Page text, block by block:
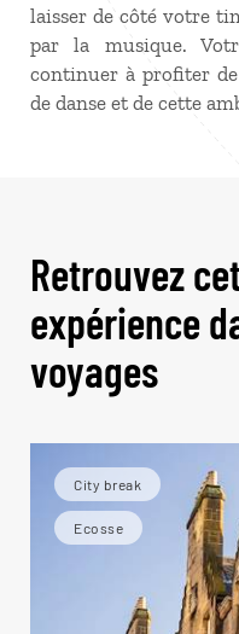
laisser de côté votre
par la musique.
continuer à profiter
de danse et de cette
Retrouvez
expérience
voyages
City break
Ecosse